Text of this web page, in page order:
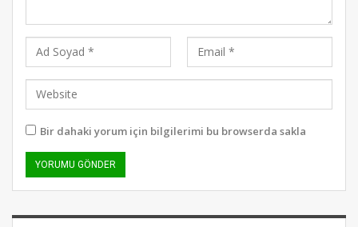
Bir dahaki yorum için bilgilerimi bu browserda sakla